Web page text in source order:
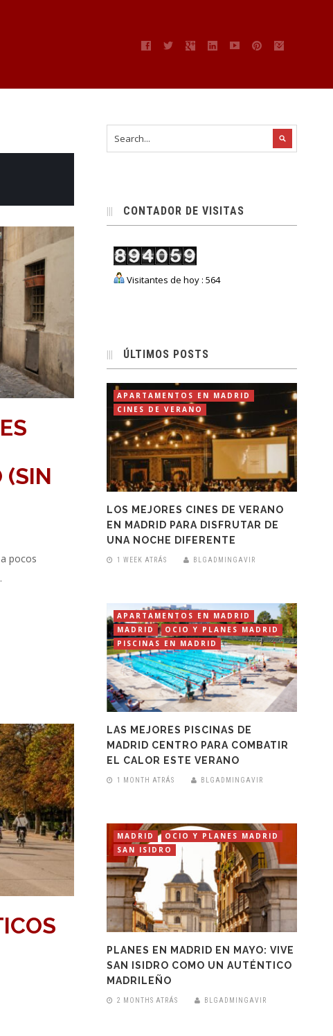
(SIN
pocos
CONTADOR DE VISITAS
Visitantes de hoy : 564
ÚLTIMOS POSTS
APARTAMENTOS EN MADRID
CINES DE VERANO
LOS MEJORES CINES DE VERANO
EN MADRID PARA DISFRUTAR DE
UNA NOCHE DIFERENTE
1 WEEK ATRÁS BLGADMINGAVIR
APARTAMENTOS EN MADRID
MADRID
OCIO Y PLANES MADRID
PISCINAS EN MADRID
LAS MEJORES PISCINAS DE
MADRID CENTRO PARA COMBATIR
EL CALOR ESTE VERANO
1 MONTH ATRÁS BLGADMINGAVIR
MADRID
OCIO Y PLANES MADRID
SAN ISIDRO
PLANES EN MADRID EN MAYO: VIVE
SAN ISIDRO COMO UN AUTÉNTICO
MADRILEÑO
2 MONTHS ATRÁS BLGADMINGAVIR